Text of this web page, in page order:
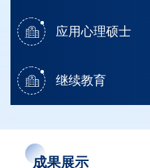
应用心理硕士
继续教育
成果展示